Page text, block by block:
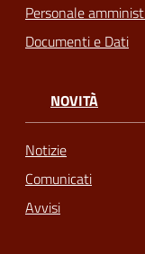
Personale
Documenti e Dati
NOVITÀ
Notizie
Comunicati
Avvisi